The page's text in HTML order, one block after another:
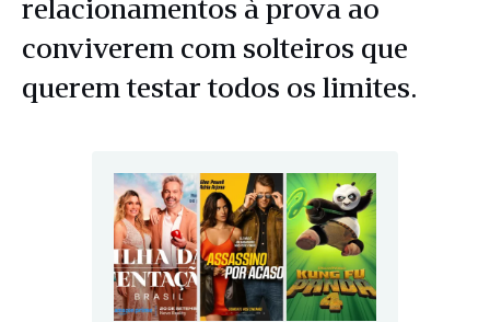
relacionamentos à prova ao
conviverem com solteiros que
querem testar todos os limites.